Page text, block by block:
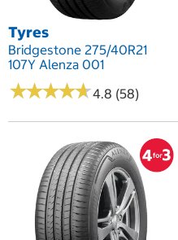
Tyres
Bridgestone 275/40R21
107Y Alenza 001
★★★★★
★★★★★4.8 (58)